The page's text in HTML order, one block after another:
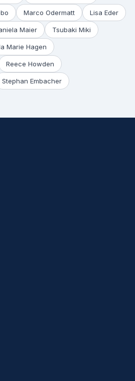
Marco Odermatt Lisa Eder
Maier Tsubaki Miki
Marie Hagen
Reece Howden
Stephan Embacher